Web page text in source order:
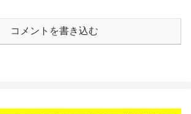
コメントを書き込む